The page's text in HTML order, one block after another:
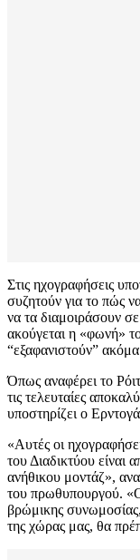
Στις ηχογραφήσεις
συζητούν για το πώς
να τα διαμοιράσουν
ακούγεται η «φωνή»
“εξαφανιστούν”
Όπως αναφέρει το
τις τελευταίες
υποστηρίζει ο
«Αυτές οι
του Διαδικτύου είναι
ανήθικου μοντάζ»,
του πρωθυπουργού.
βρώμικης
της χώρας μας, θα